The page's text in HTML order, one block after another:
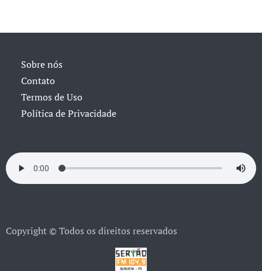
Sobre nós
Contato
Termos de Uso
Política de Privacidade
Copyright © Todos os direitos reservados